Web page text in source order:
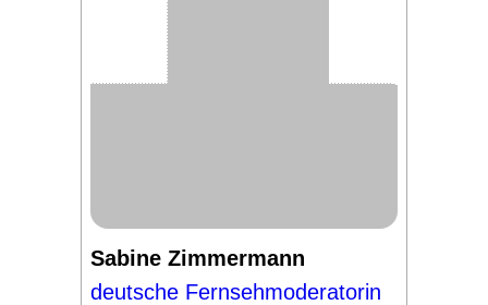
Sabine Zimmermann
deutsche Fernsehmoderatorin